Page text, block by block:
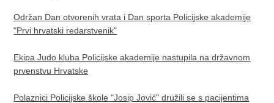
Održan Dan otvorenih vrata i Dan sporta Policijske akademije
"Prvi hrvatski redarstvenik"
Ekipa Judo kluba Policijske akademije nastupila na državnom
prvenstvu Hrvatske​
Polaznici Policijske škole "Josip Jović" družili se s pacijentima